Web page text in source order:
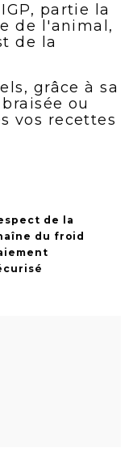
partie la
de l'animal,
de la
grâce à sa
ou
vos recettes
de la
du froid